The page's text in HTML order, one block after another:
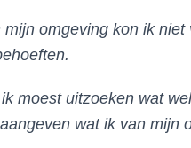
omgeving kon ik niet
moest uitzoeken wat
wat ik van mijn